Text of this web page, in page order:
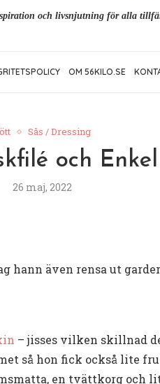
och livsnjutning för alla
OM 56KILO.SE
Sås / Dressing
och
26 maj, 2022
hann även rensa ut
– jisses vilken skillnad
så hon fick också lite
en tvättkorg och